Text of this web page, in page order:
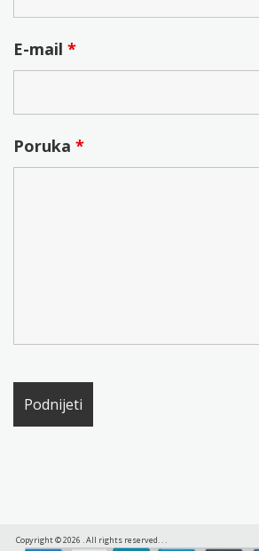
E-mail *
Poruka *
Copyright © 2026 . All rights reserved...